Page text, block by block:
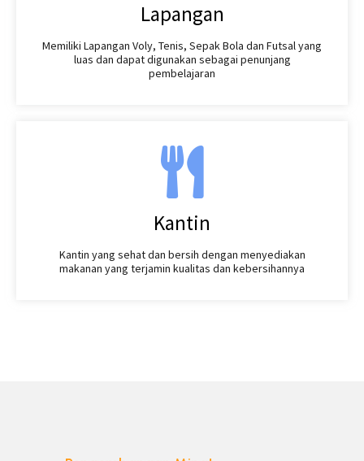
Lapangan
Memiliki Lapangan Voly, Tenis, Sepak Bola dan Futsal yang
luas dan dapat digunakan sebagai penunjang
pembelajaran
Kantin
Kantin yang sehat dan bersih dengan menyediakan
makanan yang terjamin kualitas dan kebersihannya